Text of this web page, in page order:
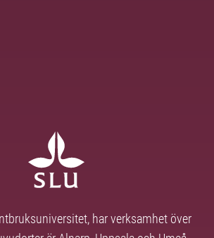
har verksamhet över